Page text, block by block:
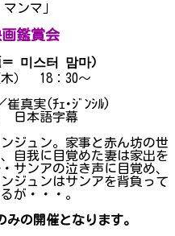
ンマ」
鑑賞会
미스터 맘마）
） 18：30～
真実(ﾁｪ･ｼﾞﾝｼﾙ)
日本語字幕
ジュン。家事と赤ん坊の世
自我に目覚めた妻は家出を
サンアの泣き声に目覚め、
ジュンはサンアを背負って
が・・・。
みの開催となります。